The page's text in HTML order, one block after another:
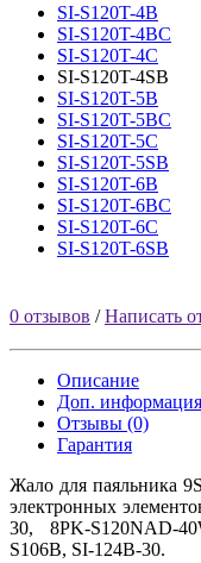
SI-S120T-4B
SI-S120T-4BC
SI-S120T-4C
SI-S120T-4SB
SI-S120T-5B
SI-S120T-5BC
SI-S120T-5C
SI-S120T-5SB
SI-S120T-6B
SI-S120T-6BC
SI-S120T-6C
SI-S120T-6SB
0 отзывов /Написать
Описание
Доп. информация
Отзывы (0)
Гарантия
Жало для паяльника
электронных
30, 8PK-S120NAD-
S106B, SI-124B-30.